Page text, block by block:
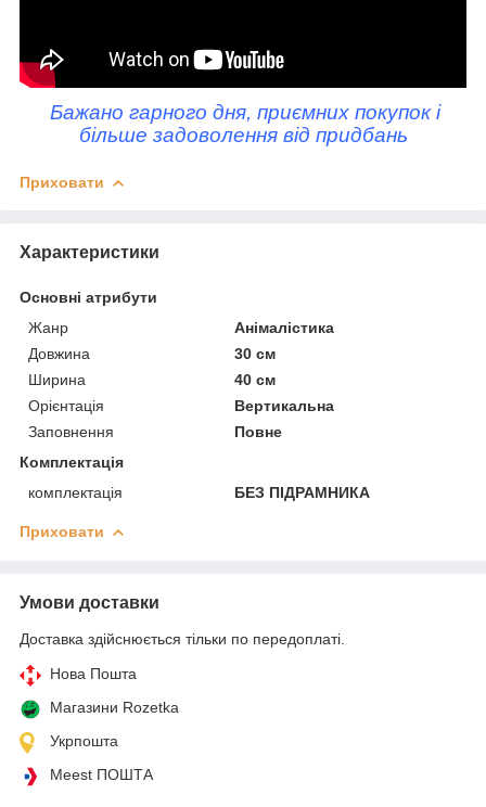
Бажано гарного дня, приємних покупок і
більше задоволення від придбань
Приховати
Характеристики
Основні атрибути
Жанр
Анімалістика
Довжина
30 см
Ширина
40 см
Орієнтація
Вертикальна
Заповнення
Повне
Комплектація
комплектація
БЕЗ ПІДРАМНИКА
Приховати
Умови доставки
Доставка здійснюється тільки по передоплаті.
Нова Пошта
Магазини Rozetka
Укрпошта
Meest ПОШТА